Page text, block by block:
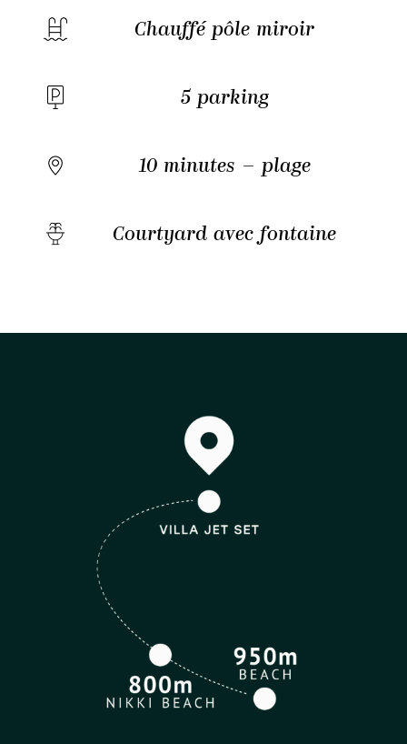
Chauffé pôle miroir
5 parking
10 minutes – plage
Courtyard avec fontaine